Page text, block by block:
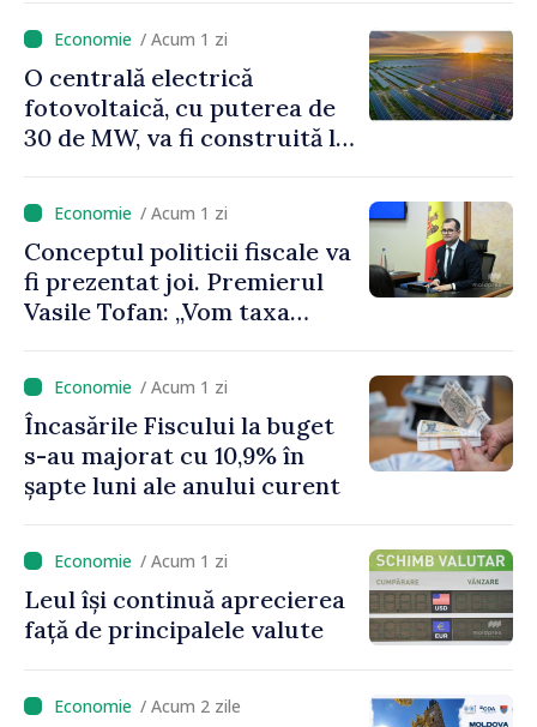
mari, trebuie să
economisim”/ Acum 1 zi
O centrală electrică
fotovoltaică, cu puterea de
30 de MW, va fi construită la
/ Acum 1 zi
Conceptul politicii fiscale va
fi prezentat joi. Premierul
Vasile Tofan: „Vom taxa
încuraja investițiile, vom
taxa mai mult viciile și
foarte atent vom uniformiza
anumite taxe”
/ Acum 1 zi
Încasările Fiscului la buget
s-au majorat cu 10,9% în
șapte luni ale anului curent
/ Acum 1 zi
Leul își continuă aprecierea
față de principalele valute
/ Acum 2 zile